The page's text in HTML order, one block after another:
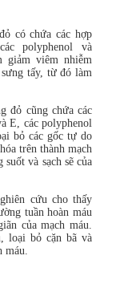
có chứa các hợp
polyphenol và
giảm viêm nhiễm
tấy, từ đó làm
đỏ cũng chứa các
E, các polyphenol
bỏ các gốc tự do
trên thành mạch
và sạch sẽ của
cứu cho thấy
tuần hoàn máu
của mạch máu.
loại bỏ cặn bã và